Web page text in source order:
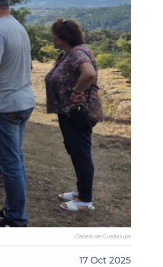
Capela de Guadalupe
17 Oct 2025